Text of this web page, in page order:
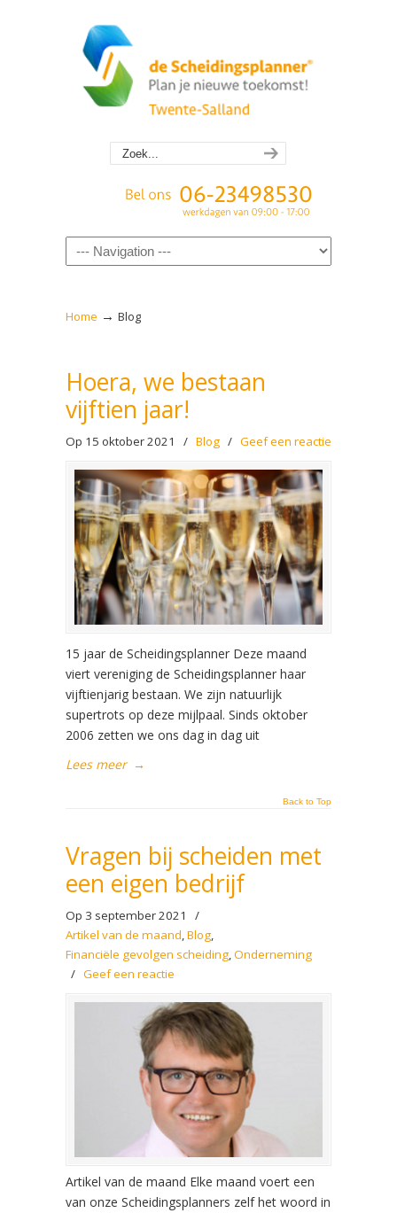
Navigation
Home → Blog
Hoera, we bestaan
vijftien jaar!
Op 15 oktober 2021 / Blog / Geef een reactie
15 jaar de Scheidingsplanner Deze maand
viert vereniging de Scheidingsplanner haar
vijftienjarig bestaan. We zijn natuurlijk
supertrots op deze mijlpaal. Sinds oktober
2006 zetten we ons dag in dag uit
Lees meer →
Back to Top
Vragen bij scheiden met
een eigen bedrijf
Op 3 september 2021
/
Artikel van de maand,Blog,
Financiële gevolgen scheiding,Onderneming
/ Geef een reactie
Artikel van de maand Elke maand voert een
van onze Scheidingsplanners zelf het woord in